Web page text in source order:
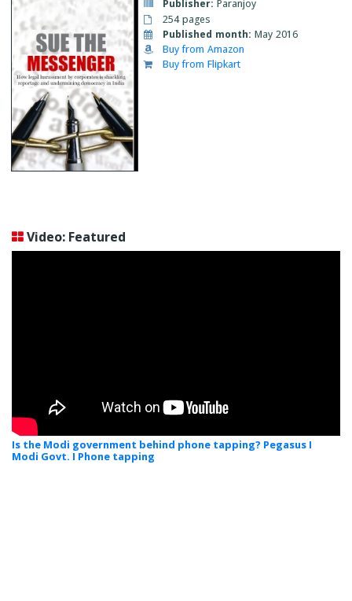
Publisher: Paranjoy
254 pages
Published month: May 2016
Buy from Amazon
Buy from Flipkart
Video: Featured
Is the Modi government behind phone tapping? Pegasus I
Modi Govt. I Phone tapping